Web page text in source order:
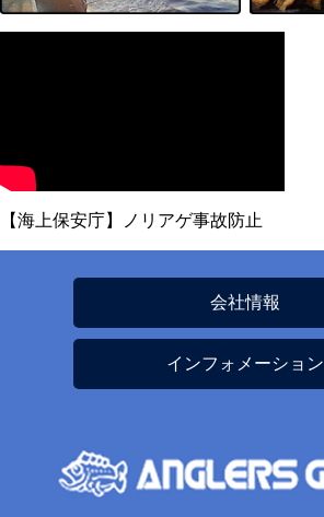
【海上保安庁】ノリアゲ事故防止
会社情報
インフォメーション